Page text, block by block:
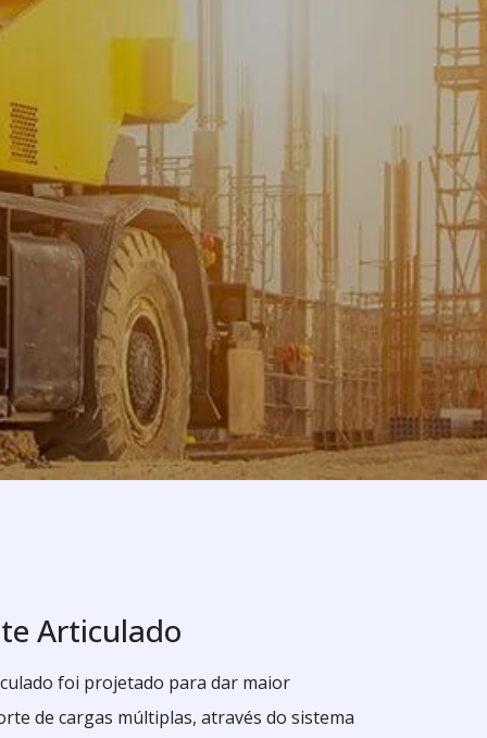
Articulado
foi projetado para dar maior
de cargas múltiplas, através do sistema